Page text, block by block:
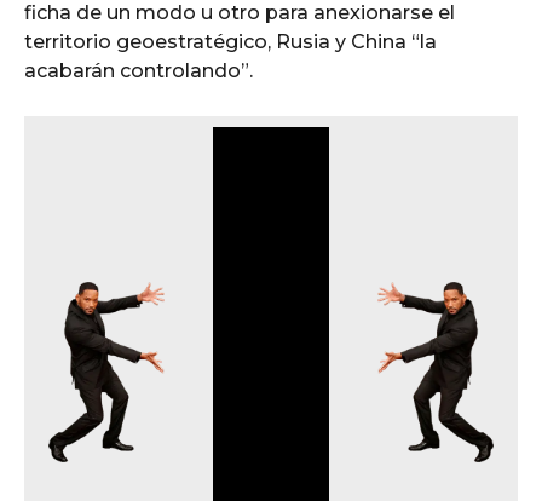
ficha de un modo u otro para anexionarse el
territorio geoestratégico, Rusia y China “la
acabarán controlando”.